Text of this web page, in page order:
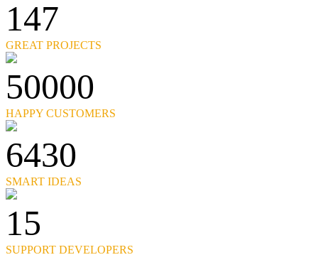
147
GREAT PROJECTS
50000
HAPPY CUSTOMERS
6430
SMART IDEAS
15
SUPPORT DEVELOPERS